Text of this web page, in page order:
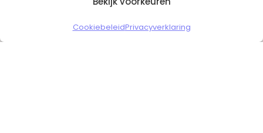
CookiebeleidPrivacyverklaring